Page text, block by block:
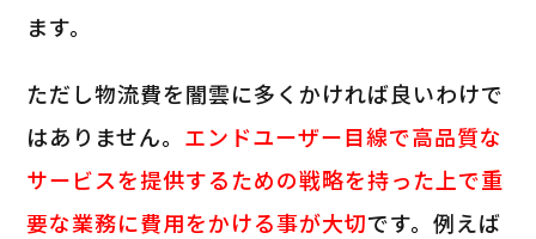
ます。
ただし物流費を闇雲に多くかければ良いわけで
はありません。 エンドユーザー目線で高品質な
サービスを提供するための戦略を持った上で重
要な業務に費用をかける事が大切です。例えば